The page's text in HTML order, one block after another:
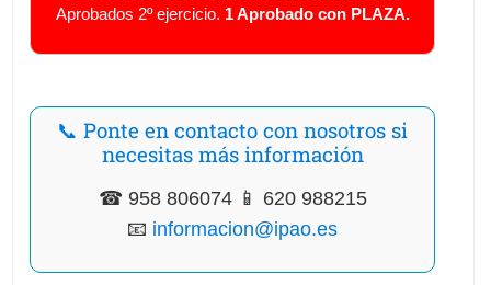
Aprobados 2º ejercicio. 1 Aprobado con PLAZA.
📞 Ponte en contacto con nosotros si
necesitas más información
☎ 958 806074 📱 620 988215
📧 informacion@ipao.es